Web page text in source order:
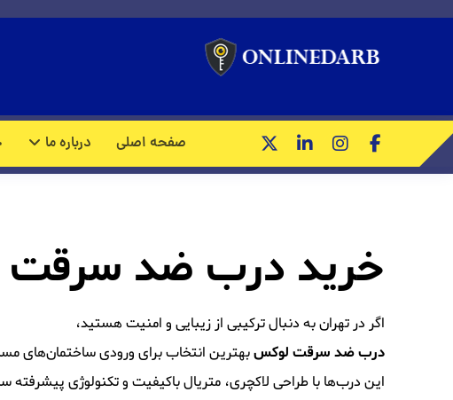
صفحه اصلی درباره ما
خرید درب ضد سرقت
اگر در تهران به دنبال ترکیبی از زیبایی و امنیت هستید،
درب ضد سرقت لوکسبهترین انتخاب برای ورودی ساختمان‌های
این درب‌ها با طراحی لاکچری، متریال باکیفیت و تکنولوژی پیشرفته